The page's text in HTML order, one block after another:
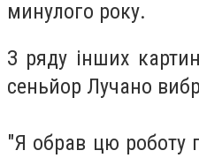
минулого року.
З ряду інших картин
сеньйор Лучано
"Я обрав цю роботу